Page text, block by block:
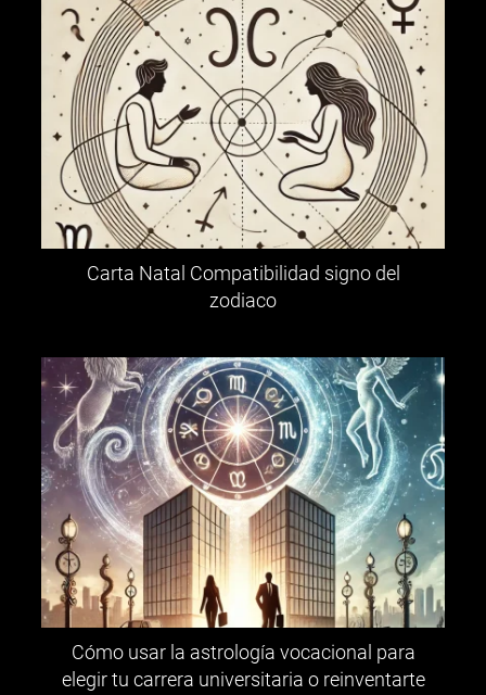
Carta Natal Compatibilidad signo del
zodiaco
Cómo usar la astrología vocacional para
elegir tu carrera universitaria o reinventarte